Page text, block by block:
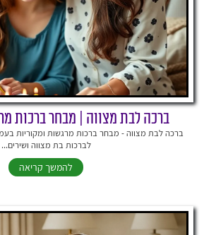
ברכה לבת מצווה | מבחר ברכות
ברכה לבת מצווה - מבחר ברכות מרגשות ומקוריות
לברכות בת מצווה ושירים...
להמשך קריאה